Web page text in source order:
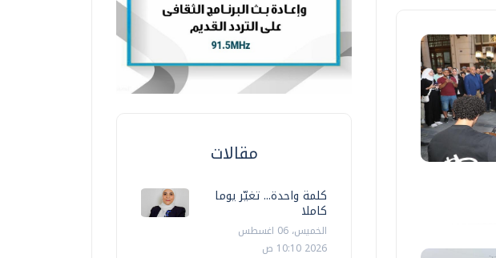
مقالات
كلمة واحدة... تغيّر يوما
كاملا
الخميس، 06 اغسطس
2026 10:10 ص